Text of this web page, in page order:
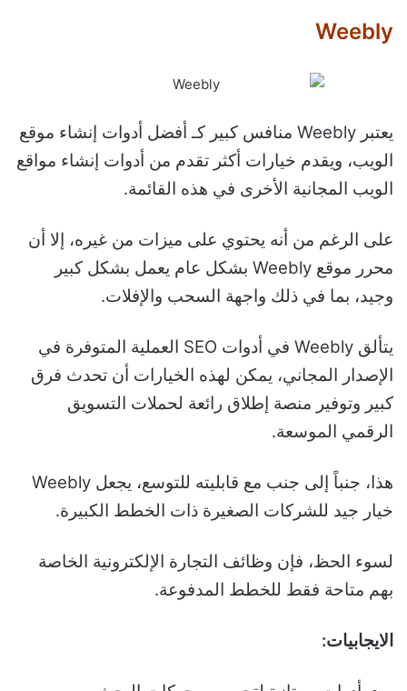
Weebly
يعتبر Weebly منافس كبير كـ أفضل أدوات إنشاء موقع
الويب، ويقدم خيارات أكثر تقدم من أدوات إنشاء مواقع
الويب المجانية الأخرى في هذه القائمة.
على الرغم من أنه يحتوي على ميزات من غيره، إلا أن
محرر موقع Weebly بشكل عام يعمل بشكل كبير
وجيد، بما في ذلك واجهة السحب والإفلات.
يتألق Weebly في أدوات SEO العملية المتوفرة في
الإصدار المجاني، يمكن لهذه الخيارات أن تحدث فرق
كبير وتوفير منصة إطلاق رائعة لحملات التسويق
الرقمي الموسعة.
هذا، جنباً إلى جنب مع قابليته للتوسع، يجعل Weebly
خيار جيد للشركات الصغيرة ذات الخطط الكبيرة.
لسوء الحظ، فإن وظائف التجارة الإلكترونية الخاصة
بهم متاحة فقط للخطط المدفوعة.
الايجابيات: